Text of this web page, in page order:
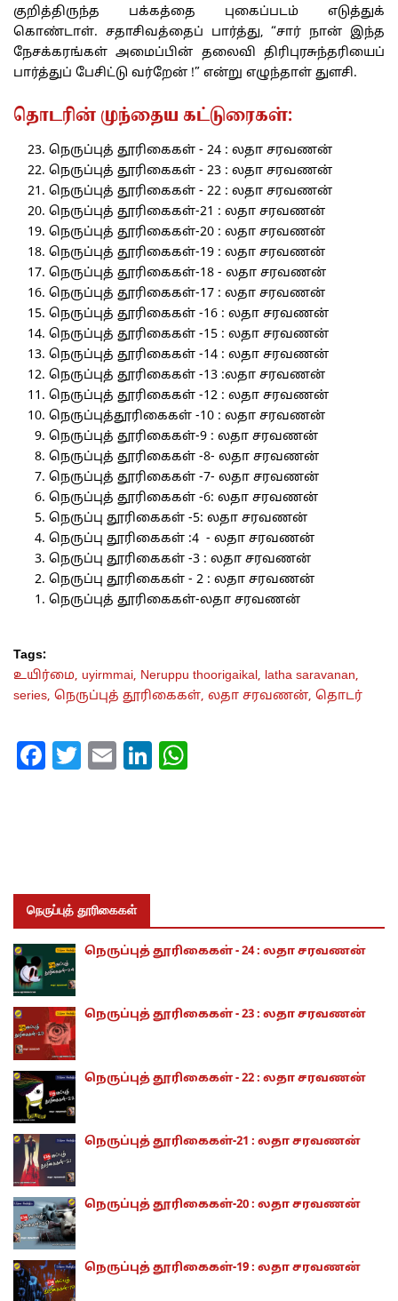
குறித்திருந்த பக்கத்தை புகைப்படம் எடுத்துக்
கொண்டாள். சதாசிவத்தைப் பார்த்து, “சார் நான் இந்த
நேசக்கரங்கள் அமைப்பின் தலைவி திரிபுரசுந்தரியைப்
பார்த்துப் பேசிட்டு வர்றேன் !” என்று எழுந்தாள் துளசி.
தொடரின் முந்தைய கட்டுரைகள்:
நெருப்புத் தூரிகைகள் - 24 : லதா சரவணன்
நெருப்புத் தூரிகைகள் - 23 : லதா சரவணன்
நெருப்புத் தூரிகைகள் - 22 : லதா சரவணன்
நெருப்புத் தூரிகைகள்-21 : லதா சரவணன்
நெருப்புத் தூரிகைகள்-20 : லதா சரவணன்
நெருப்புத் தூரிகைகள்-19 : லதா சரவணன்
நெருப்புத் தூரிகைகள்-18 - லதா சரவணன்
நெருப்புத் தூரிகைகள்-17 : லதா சரவணன்
நெருப்புத் தூரிகைகள் -16 : லதா சரவணன்
நெருப்புத் தூரிகைகள் -15 : லதா சரவணன்
நெருப்புத் தூரிகைகள் -14 : லதா சரவணன்
நெருப்புத் தூரிகைகள் -13 :லதா சரவணன்
நெருப்புத் தூரிகைகள் -12 : லதா சரவணன்
நெருப்புத்தூரிகைகள் -10 : லதா சரவணன்
நெருப்புத் தூரிகைகள்-9 : லதா சரவணன்
நெருப்புத் தூரிகைகள் -8- லதா சரவணன்
நெருப்புத் தூரிகைகள் -7- லதா சரவணன்
நெருப்புத் தூரிகைகள் -6: லதா சரவணன்
நெருப்பு தூரிகைகள் -5: லதா சரவணன்
நெருப்பு தூரிகைகள் :4 - லதா சரவணன்
நெருப்பு தூரிகைகள் -3 : லதா சரவணன்
நெருப்பு தூரிகைகள் - 2 : லதா சரவணன்
நெருப்புத் தூரிகைகள்-லதா சரவணன்
Tags:
உயிர்மை, uyirmmai, Neruppu thoorigaikal, latha saravanan,
series, நெருப்புத் தூரிகைகள், லதா சரவணன், தொடர்
Facebook
Twitter
EmailLinkedIn
நெருப்புத் தூரிகைகள்
நெருப்புத் தூரிகைகள் - 24 : லதா சரவணன்
நெருப்புத் தூரிகைகள் - 23 : லதா சரவணன்
நெருப்புத் தூரிகைகள் - 22 : லதா சரவணன்
நெருப்புத் தூரிகைகள்-21 : லதா சரவணன்
நெருப்புத் தூரிகைகள்-20 : லதா சரவணன்
நெருப்புத் தூரிகைகள்-19 : லதா சரவணன்